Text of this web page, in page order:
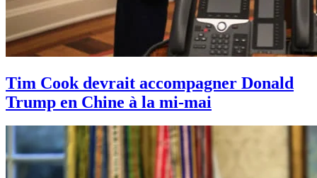
Tim Cook devrait accompagner Donald
Trump en Chine à la mi-mai